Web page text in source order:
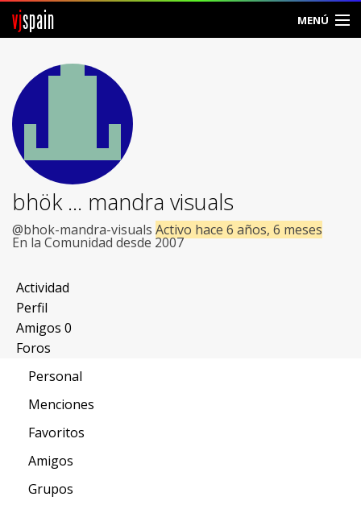
vjspain MENÚ
Foros
Noticias
Vjspain
Ayuda
Contacto
Entrar
Crear Cuenta
bhök ... mandra visuals
@bhok-mandra-visuals Activo hace 6 años, 6 meses
En la Comunidad desde 2007
Actividad
Perfil
Amigos 0
Foros
Personal
Menciones
Favoritos
Amigos
Grupos